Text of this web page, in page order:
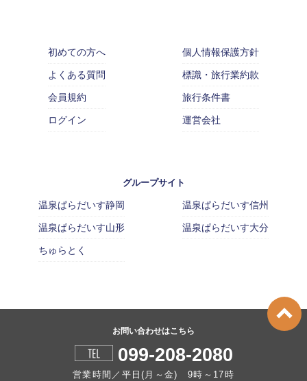
初めての方へ
よくある質問
会員規約
ログイン
個人情報保護方針
標識・旅行業約款
旅行条件書
運営会社
グループサイト
温泉ぱらだいす静岡
温泉ぱらだいす山形
ちゅらとく
温泉ぱらだいす信州
温泉ぱらだいす大分
お問い合わせはこちら
099-208-2080
営業時間／平日(月～金) 9時～17時